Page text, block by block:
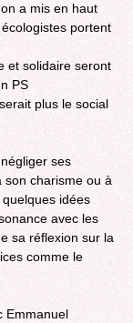
a mis en haut
portent
et solidaire seront
PS
plus le social
ses
son charisme ou à
idées
avec les
sa réflexion sur la
comme le
Emmanuel